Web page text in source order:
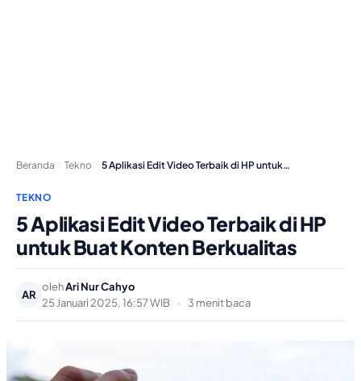
Beranda Tekno 5 Aplikasi Edit Video Terbaik di HP untuk…
TEKNO
5 Aplikasi Edit Video Terbaik di HP
untuk Buat Konten Berkualitas
AR
olehAri Nur Cahyo
25 Januari 2025, 16:57 WIB
• 3 menit baca